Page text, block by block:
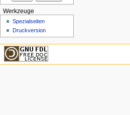
Werkzeuge
Spezialseiten
Druckversion